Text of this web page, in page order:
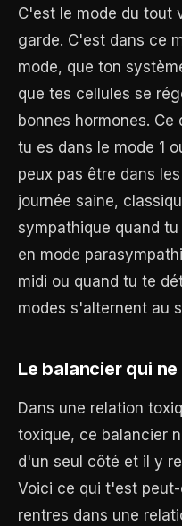
C'est le mode du tout
garde. C'est dans ce
mode, que ton
que tes cellules se
bonnes hormones.
tu es dans le mode 1
peux pas être dans
journée saine,
sympathique quand
en mode
midi ou quand tu te
modes s'alternent au
Le balancier qui
Dans une relation
toxique, ce balancier
d'un seul côté et il y
Voici ce qui t'est
rentres dans une